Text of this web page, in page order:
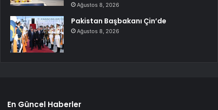
Ağustos 8, 2026
Pakistan Başbakanı Çin’de
Ağustos 8, 2026
En Güncel Haberler